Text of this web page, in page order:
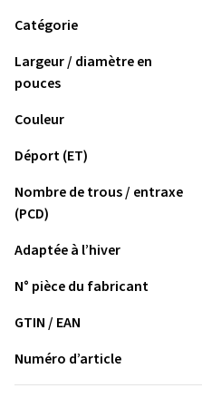
Catégorie
Largeur / diamètre en
pouces
Couleur
Déport (ET)
Nombre de trous / entraxe
(PCD)
Adaptée à l’hiver
N° pièce du fabricant
GTIN / EAN
Numéro d’article